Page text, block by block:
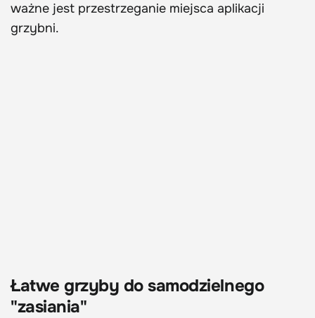
ważne jest przestrzeganie miejsca aplikacji
grzybni.
Łatwe grzyby do samodzielnego
"zasiania"